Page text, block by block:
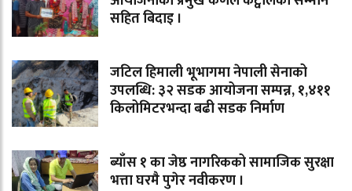
सहित बिदाइ ।
जटिल हिमाली भूभागमा नेपाली सेनाको
उपलब्धि: ३२ सडक आयोजना सम्पन्न, १,४११
किलोमिटरभन्दा बढी सडक निर्माण
ब्याँस १ का जेष्ठ नागरिकको सामाजिक सुरक्षा
भत्ता घरमै पुगेर नवीकरण ।